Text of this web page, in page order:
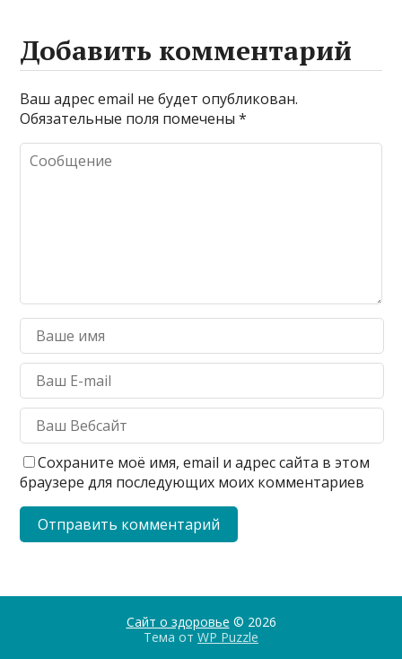
Добавить комментарий
Ваш адрес email не будет опубликован.
Обязательные поля помечены*
Сохраните моё имя, email и адрес сайта в этом
браузере для последующих моих комментариев
Сайт о здоровье © 2026
Тема от WP Puzzle